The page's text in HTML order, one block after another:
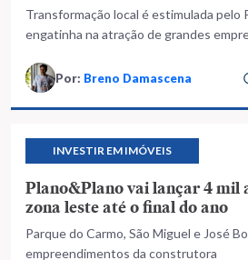
Transformação local é estimulada pelo
engatinha na atração de grandes
Por: Breno Damascena
INVESTIR EM IMÓVEIS
Plano&Plano vai lançar 4 mil
zona leste até o final do ano
Parque do Carmo, São Miguel e José
empreendimentos da construtora